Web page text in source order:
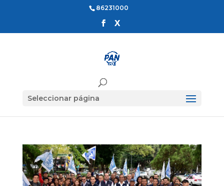
86231000
Seleccionar página